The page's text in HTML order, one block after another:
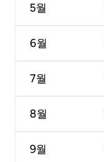
5월
6월
7월
8월
9월